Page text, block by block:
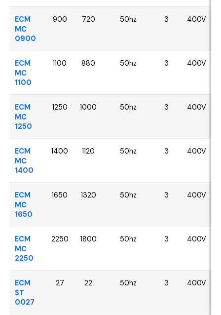
ECM
MC
0900
900 720 50hz 3 400V
ECM
MC
1100
1100 880 50hz 3 400V
ECM
MC
1250
1250 1000 50hz 3 400V
ECM
MC
1400
1400 1120 50hz 3 400V
ECM
MC
1650
1650 1320 50hz 3 400V
ECM
MC
2250
2250 1800 50hz 3 400V
ECM
ST
0027
27 22 50hz 3 400V